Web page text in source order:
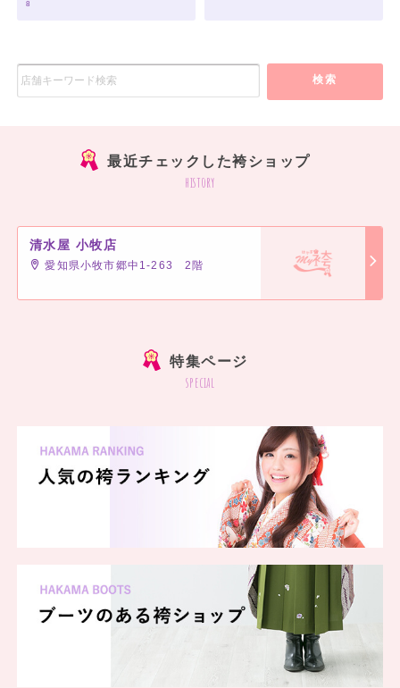
8
検索
最近チェックした袴ショップ
history
清水屋 小牧店
愛知県小牧市郷中1-263 2階
特集ページ
special